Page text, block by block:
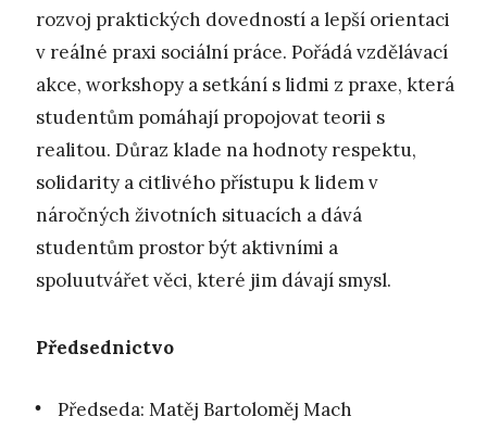
rozvoj praktických dovedností a lepší orientaci
v reálné praxi sociální práce. Pořádá vzdělávací
akce, workshopy a setkání s lidmi z praxe, která
studentům pomáhají propojovat teorii s
realitou. Důraz klade na hodnoty respektu,
solidarity a citlivého přístupu k lidem v
náročných životních situacích a dává
studentům prostor být aktivními a
spoluutvářet věci, které jim dávají smysl.
Předsednictvo
Předseda: Matěj Bartoloměj Mach